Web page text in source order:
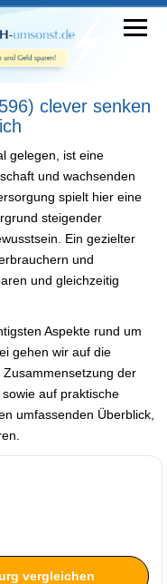
clever senken
gelegen, ist eine
und wachsenden
spielt hier eine
steigender
Ein gezielter
und
und gleichzeitig
Aspekte rund um
gehen wir auf die
der
auf praktische
umfassenden Überblick,
vergleichen